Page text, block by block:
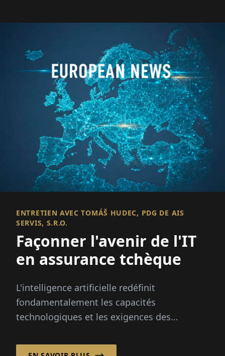
ENTRETIEN AVEC TOMÁŠ HUDEC, PDG DE AIS
SERVIS, S.R.O.
Façonner l'avenir de l'IT
en assurance tchèque
L'intelligence artificielle redéfinit
fondamentalement les capacités
technologiques et les exigences des